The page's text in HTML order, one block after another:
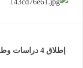
إطلاق 4 دراسات وطنية لرصد انتشار المخدرات في الجزائر